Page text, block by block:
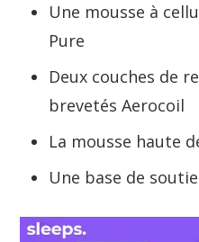
Une mousse à
Pure
Deux couches de
brevetés Aerocoil
La mousse haute
Une base de